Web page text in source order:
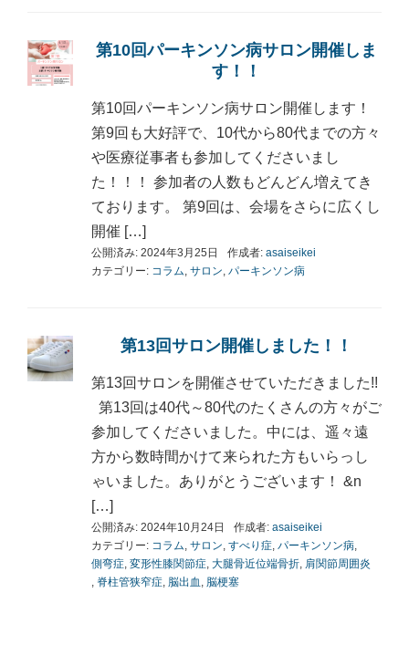
第10回パーキンソン病サロン開催しま
す！！
第10回パーキンソン病サロン開催します！
第9回も大好評で、10代から80代までの方々
や医療従事者も参加してくださいまし
た！！！ 参加者の人数もどんどん増えてき
ております。 第9回は、会場をさらに広くし
開催 […]
公開済み: 2024年3月25日 作成者: asaiseikei
カテゴリー: コラム サロン パーキンソン病
第13回サロン開催しました！！
第13回サロンを開催させていただきました!!
第13回は40代～80代のたくさんの方々がご
参加してくださいました。中には、遥々遠
方から数時間かけて来られた方もいらっし
ゃいました。ありがとうございます！ &n
[…]
公開済み: 2024年10月24日 作成者: asaiseikei
カテゴリー: コラム サロン すべり症 パーキンソン病
側弯症 変形性膝関節症 大腿骨近位端骨折 肩関節周囲炎
脊柱管狭窄症 脳出血 脳梗塞